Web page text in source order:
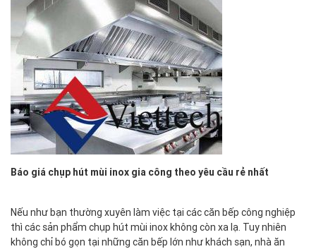
Báo giá chụp hút mùi inox gia công theo yêu cầu rẻ nhất
Nếu như bạn thường xuyên làm việc tại các căn bếp công nghiệp
thì các sản phẩm chụp hút mùi inox không còn xa lạ. Tuy nhiên
không chỉ bó gọn tại những căn bếp lớn như khách sạn, nhà ăn